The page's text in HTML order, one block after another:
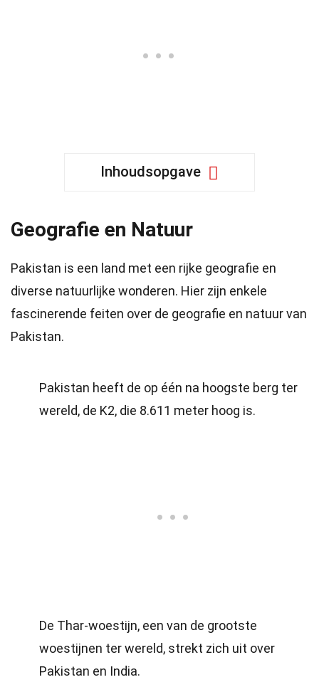
Inhoudsopgave
Geografie en Natuur
Pakistan is een land met een rijke geografie en
diverse natuurlijke wonderen. Hier zijn enkele
fascinerende feiten over de geografie en natuur van
Pakistan.
Pakistan heeft de op één na hoogste berg ter
wereld, de K2, die 8.611 meter hoog is.
De Thar-woestijn, een van de grootste
woestijnen ter wereld, strekt zich uit over
Pakistan en India.